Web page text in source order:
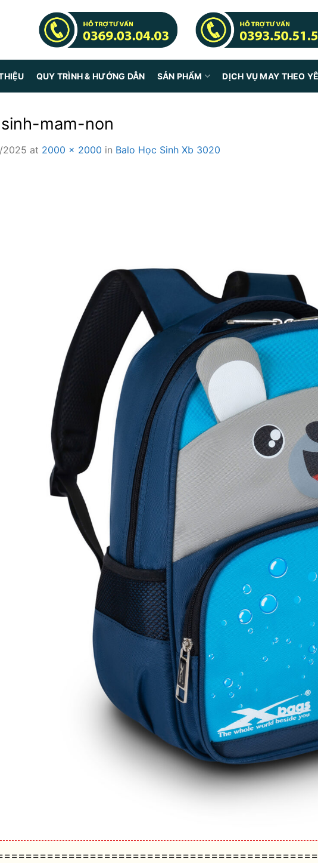
QUY TRÌNH & HƯỚNG DẪN SẢN PHẨM DỊCH VỤ MAY THEO
mam-non
2025 at 2000 × 2000 in Balo Học Sinh Xb 3020